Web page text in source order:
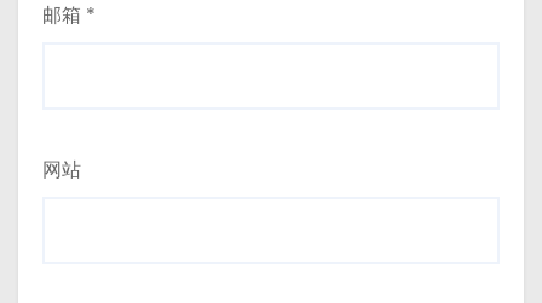
邮箱 *
网站